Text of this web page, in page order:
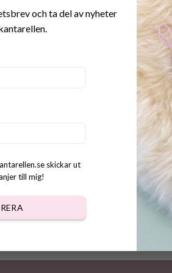
och ta del av nyheter
skickar ut
till mig!